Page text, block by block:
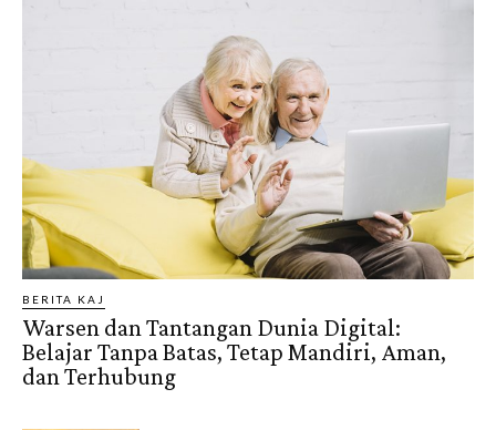
BERITA KAJ
Warsen dan Tantangan Dunia Digital:
Belajar Tanpa Batas, Tetap Mandiri, Aman,
dan Terhubung